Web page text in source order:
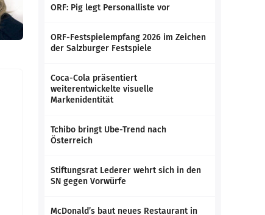
ORF: Pig legt Personalliste vor
ORF-Festspielempfang 2026 im Zeichen
der Salzburger Festspiele
Coca-Cola präsentiert
weiterentwickelte visuelle
Markenidentität
Tchibo bringt Ube-Trend nach
Österreich
Stiftungsrat Lederer wehrt sich in den
SN gegen Vorwürfe
McDonald’s baut neues Restaurant in